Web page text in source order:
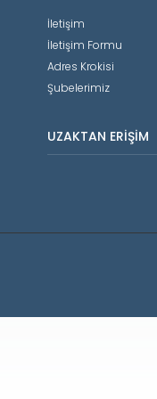
İletişim
İletişim Formu
Adres Krokisi
Şubelerimiz
UZAKTAN ERIŞIM